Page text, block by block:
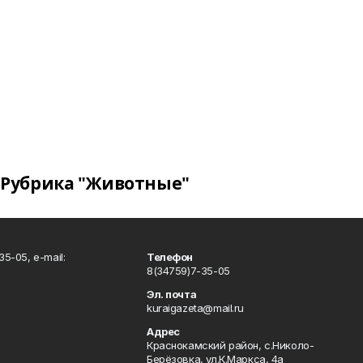
Рубрика "Животные"
05, e-mail:
Телефон
8(34759)7-35-05
Эл. почта
kuraigazeta@mail.ru
Адрес
Краснокамский район, с.Николо-
Берёзовка, ул.К.Маркса, 4а